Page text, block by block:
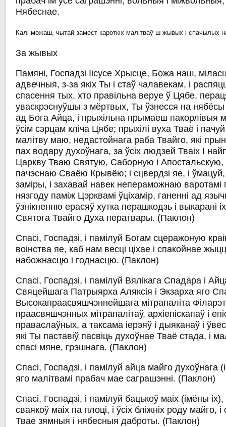
Нябеснае.
Калі можаш, чытай замест кароткіх малітваў ш жывых і спачылых
За жывых
Памяні, Госпадзі Іісусе Хрысце, Божа наш,
адвечныя, з-за якіх Ты і стаў чалавекам, і
спасення тых, хто правільна веруе ў Цябе,
уваскрэснуўшы з мёртвых, Ты ўзнесся на нябёсы
ад Бога Айца, і прыхільна прымаеш пакорлівыя
ўсім сэрцам кліча Цябе; прыхілі вуха Тваё і
малітву маю, недастойнага раба Твайго, які
пах водару духоўнага, за ўсіх людзей Тваіх І
Царкву Тваю Святую, Саборную і
пачэснаю Сваёю Крывёю; і сцвердзі яе, і
заміры, і захавай навек непераможнаю варотамі
нязгоду паміж Цэрквамі ўціхамір, ганенні ад
ўзнікненню ерасяў хутка перашкодзь і выкарані
Святога Твайго Духа ператвары. (Паклон)
Спасі, Госпадзі, і памілуй Богам сцеражоную
воінства яе, каб нам весці ціхае і спакойнае
набожнасцю і годнасцю. (Паклон)
Спасі, Госпадзі, і памілуй Вялікага Спадара і
Свяцейшага Патрыярха Аляксія і Экзарха яго
Высокапраасвяшчэннейшага мітрапаліта
праасвяшчэнных мітрапалітаў, архіепіскапаў і
праваслаўных, а таксама іерэяў і дыяканаў і
які Ты паставіў пасвіць духоўнае Тваё стада, і
спасі мяне, грэшнага. (Паклон)
Спасі, Госпадзі, і памілуй айца майго духоўнага
яго малітвамі прабач мае саграшэнні. (Паклон)
Спасі, Госпадзі, і памілуй бацькоў маіх (імёны іх),
сваякоў маіх па плоці, і ўсіх бліжніх роду майго, і
Твае зямныя і нябесныя даброты. (Паклон)